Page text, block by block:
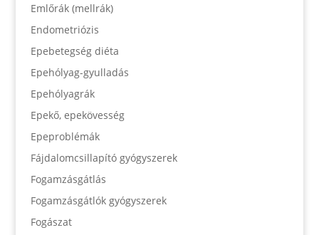
Emlőrák (mellrák)
Endometriózis
Epebetegség diéta
Epehólyag-gyulladás
Epehólyagrák
Epekő, epekövesség
Epeproblémák
Fájdalomcsillapító gyógyszerek
Fogamzásgátlás
Fogamzásgátlók gyógyszerek
Fogászat